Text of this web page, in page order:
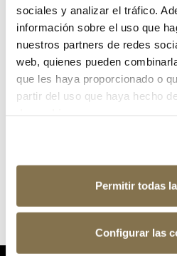
sociales y analizar el tráfico.
información sobre el uso que
nuestros partners de redes
web, quienes pueden
que les haya proporcionado o
partir del uso que haya hecho
Permitir todas
Configurar las
¿Has olvidado tu contraseña?